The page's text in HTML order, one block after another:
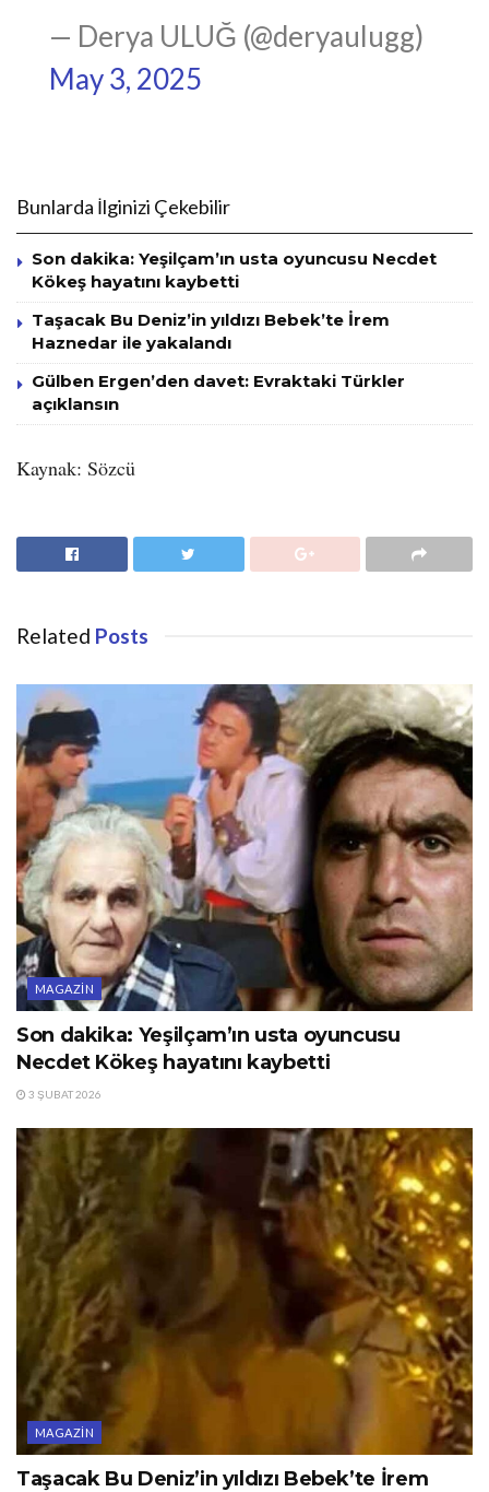
— Derya ULUĞ (@deryaulugg)
May 3, 2025
Bunlarda İlginizi Çekebilir
Son dakika: Yeşilçam’ın usta oyuncusu Necdet
Kökeş hayatını kaybetti
Taşacak Bu Deniz’in yıldızı Bebek’te İrem
Haznedar ile yakalandı
Gülben Ergen’den davet: Evraktaki Türkler
açıklansın
Kaynak: Sözcü
Related Posts
MAGAZIN
Son dakika: Yeşilçam’ın usta oyuncusu
Necdet Kökeş hayatını kaybetti
3 ŞUBAT 2026
MAGAZIN
Taşacak Bu Deniz’in yıldızı Bebek’te İrem